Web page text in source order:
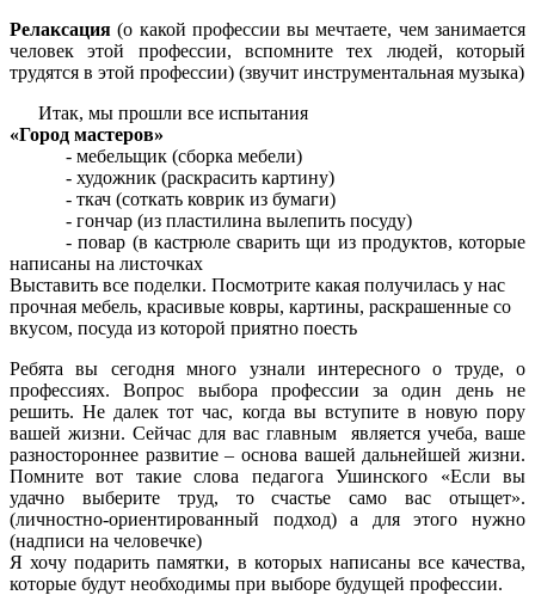
Релаксация(о какой профессии вы мечтаете, чем занимается
человек этой профессии, вспомните тех людей, который
трудятся в этой профессии) (звучит инструментальная музыка)
Итак, мы прошли все испытания
«Город мастеров»
- мебельщик (сборка мебели)
- художник (раскрасить картину)
- ткач (соткать коврик из бумаги)
- гончар (из пластилина вылепить посуду)
- повар (в кастрюле сварить щи из продуктов, которые
написаны на листочках
Выставить все поделки. Посмотрите какая получилась у нас
прочная мебель, красивые ковры, картины, раскрашенные со
вкусом, посуда из которой приятно поесть
Ребята вы сегодня много узнали интересного о труде, о
профессиях. Вопрос выбора профессии за один день не
решить. Не далек тот час, когда вы вступите в новую пору
вашей жизни. Сейчас для вас главным является учеба, ваше
разностороннее развитие – основа вашей дальнейшей жизни.
Помните вот такие слова педагога Ушинского «Если вы
удачно выберите труд, то счастье само вас отыщет».
(личностно-ориентированный подход) а для этого нужно
(надписи на человечке)
Я хочу подарить памятки, в которых написаны все качества,
которые будут необходимы при выборе будущей профессии.